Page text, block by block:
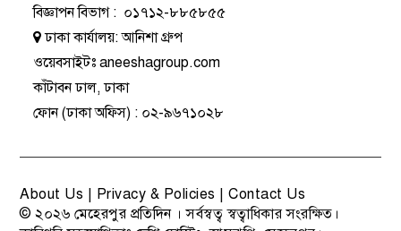
বিজ্ঞাপন বিভাগ: ০১৭১২-৮৮৫৮৫৫
ঢাকা কার্যালয়:আনিশা গ্রুপ
ওয়েবসাইটঃaneeshagroup.com
কাঁটাবন ঢাল, ঢাকা
ফোন(ঢাকা অফিস) : ০২-৯৬৭১০২৮
About Us | Privacy & Policies |Contact Us
© ২০২৬ মেহেরপুর প্রতিদিন । সর্বস্বত্ব স্বত্বাধিকার সংরক্ষিত।